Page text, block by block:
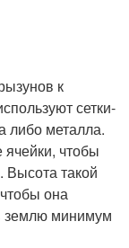
к
сетки-
либо металла.
ячейки, чтобы
Высота такой
она
землю минимум